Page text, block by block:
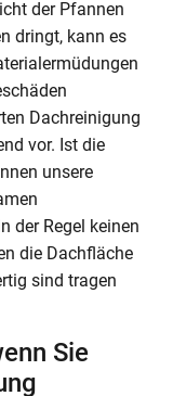
der Pfannen
dringt, kann es
Dachreinigung
vor. Ist die
unsere
der Regel keinen
die Dachfläche
sind tragen
Sie